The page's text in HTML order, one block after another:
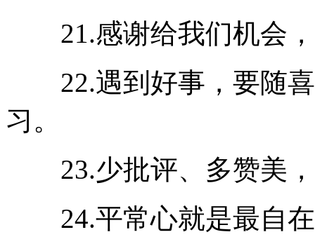
21.感谢给我们机会，
22.遇到好事，要随喜
习。
23.少批评、多赞美，
24.平常心就是最自在